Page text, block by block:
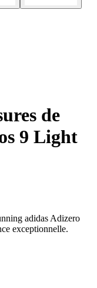
de
9 Light
adidas Adizero
exceptionnelle.